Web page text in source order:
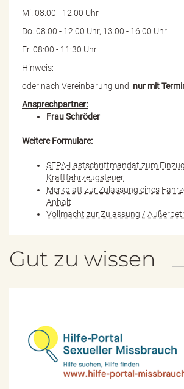
Mi. 08:00 - 12:00 Uhr
Do. 08:00 - 12:00 Uhr, 13:00 - 16:00 Uhr
Fr. 08:00 - 11:30 Uhr
Hinweis:
oder nach Vereinbarung und nur mit
Ansprechpartner:
Frau Schröder
Weitere Formulare:
SEPA-Lastschriftmandat zum
Kraftfahrzeugsteuer
Merkblatt zur Zulassung eines
Anhalt
Vollmacht zur Zulassung /
Gut zu wissen